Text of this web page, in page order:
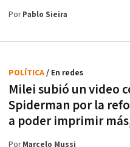
PorPablo Sieira
Milei subió un video
Spiderman por la
a poder imprimir
POLÍTICA/ En redes
PorMarcelo Mussi